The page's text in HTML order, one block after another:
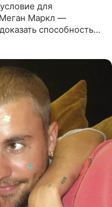
для
Маркл —
способность